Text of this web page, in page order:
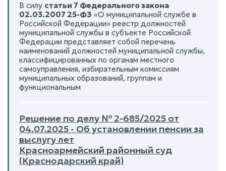
В силу статьи 7 Федерального закона
02.03.2007 25-ФЗ «О муниципальной службе в
Российской Федерации» реестр должностей
муниципальной службы в субъекте Российской
Федерации представляет собой перечень
наименований должностей муниципальной службы,
классифицированных по органам местного
самоуправления, избирательным комиссиям
муниципальных образований, группам и
функциональным
Решение по делу № 2-685/2025 от
04.07.2025 - Об установлении пенсии за
выслугу лет
Красноармейский районный суд
(Краснодарский край)